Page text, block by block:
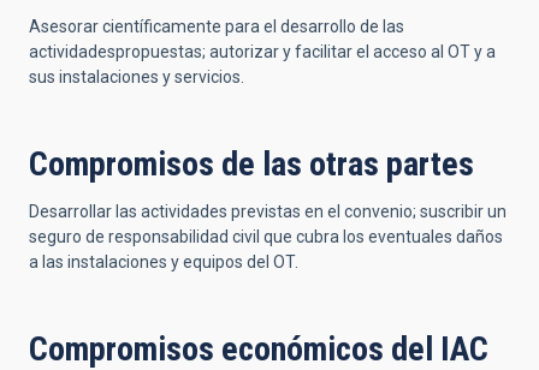
Asesorar científicamente para el desarrollo de las
actividadespropuestas; autorizar y facilitar el acceso al OT y a
sus instalaciones y servicios.
Compromisos de las otras partes
Desarrollar las actividades previstas en el convenio; suscribir un
seguro de responsabilidad civil que cubra los eventuales daños
a las instalaciones y equipos del OT.
Compromisos económicos del IAC